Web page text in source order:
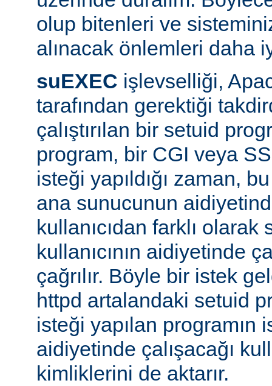
olup bitenleri ve
alınacak önlemleri daha
suEXEC işlevselliği,
tarafından gerektiği
çalıştırılan bir setuid
program, bir CGI veya
isteği yapıldığı zaman,
ana sunucunun
kullanıcıdan farklı olarak
kullanıcının aidiyetinde
çağrılır. Böyle bir istek
httpd artalandaki setuid
isteği yapılan programın
aidiyetinde çalışacağı
kimliklerini de aktarır.